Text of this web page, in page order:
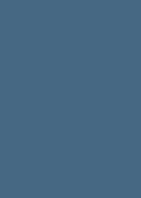
Seimo
Klausimas, dėl
Seimo NUTARIMO